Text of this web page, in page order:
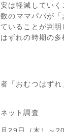
は軽減していく
のママパパが
いることが判
ずれの時期の
「おむつはずれ
ット調査
29日（木）～